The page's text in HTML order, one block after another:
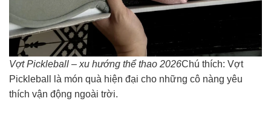
Vợt Pickleball – xu hướng thể thao 2026Chú thích: Vợt
Pickleball là món quà hiện đại cho những cô nàng yêu
thích vận động ngoài trời.